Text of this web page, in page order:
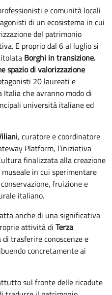
e comunità locali
di un ecosistema in cui
del patrimonio
E proprio dal 6 al luglio si
Borghi in transizione.
spazio di valorizzazione
20 laureati e
che avranno modo di
università italiane ed
, curatore e coordinatore
Platform, l’iniziativa
finalizzata alla creazione
in cui sperimentare
fruizione e
italiano.
anche di una significativa
attività di Terza
trasferire conoscenze e
concretamente ai
sul fronte delle ricadute